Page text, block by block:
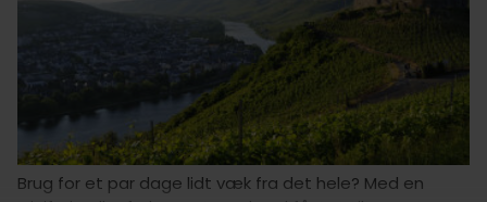
Brug for et par dage lidt væk fra det hele? Med en